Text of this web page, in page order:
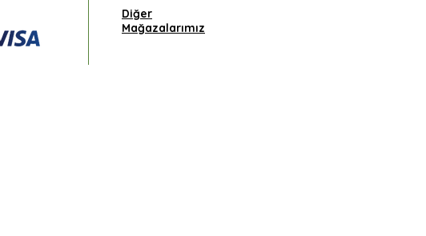
Diğer
Mağazalarımız